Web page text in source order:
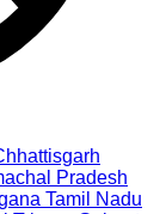
Pradesh
Tamil Nadu